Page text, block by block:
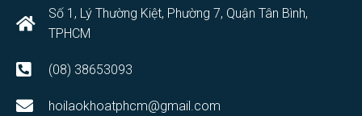
Số 1, Lý Thường Kiệt, Phường 7, Quận Tân Bình,
TPHCM
(08) 38653093
hoilaokhoatphcm@gmail.com